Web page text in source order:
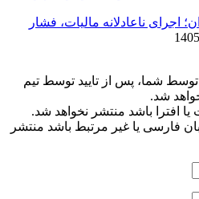
اجرای ناعادلانه مالیات، فشار
شما، پس از تایید توسط تیم
شد.
افترا باشد منتشر نخواهد شد.
فارسی یا غیر مرتبط باشد منتشر